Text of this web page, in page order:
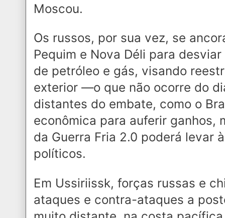
Moscou.
Os russos, por sua vez, se
Pequim e Nova Déli para
de petróleo e gás, visando
exterior —o que não ocorre do
distantes do embate, como o
econômica para auferir ganhos,
da Guerra Fria 2.0 poderá levar
políticos.
Em Ussiriissk, forças russas e
ataques e contra-ataques a